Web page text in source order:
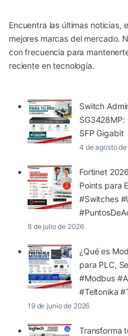
Encuentra las últimas noticias,
mejores marcas del mercado.
con frecuencia para
reciente en tecnología.
Switch
SG3428MP:
SFP Gigabit
4 de agosto
Fortinet
Points para
#Switches
8 de julio de 2026
¿Qué es
para PLC,
#Modbus
#Teltonika
19 de junio de 2026
Transforma